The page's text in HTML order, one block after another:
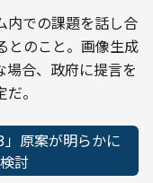
内での課題を話し合
とのこと。画像生成
合、政府に提言を
。
原案が明らかに
討